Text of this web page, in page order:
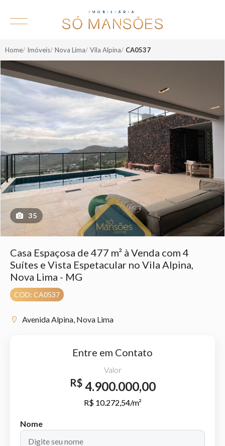
Home Imóveis Nova Lima Vila Alpina CA0537
35
Casa Espaçosa de 477 m² à Venda com 4
Suítes e Vista Espetacular no Vila Alpina,
Nova Lima - MG
COD: CA0537
Avenida Alpina, Nova Lima
Entre em Contato
Valor
R$4.900.000,00
R$ 10.272,54/m²
Nome